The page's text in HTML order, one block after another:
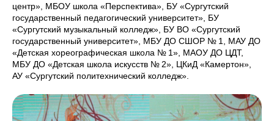
центр», МБОУ школа «Перспектива», БУ «Сургутский
государственный педагогический университет», БУ
«Сургутский музыкальный колледж», БУ ВО «Сургутский
государственный университет», МБУ ДО СШОР № 1, МАУ ДО
«Детская хореографическая школа № 1», МАОУ ДО ЦДТ,
МБУ ДО «Детская школа искусств № 2», ЦКиД «Камертон»,
АУ «Сургутский политехнический колледж».